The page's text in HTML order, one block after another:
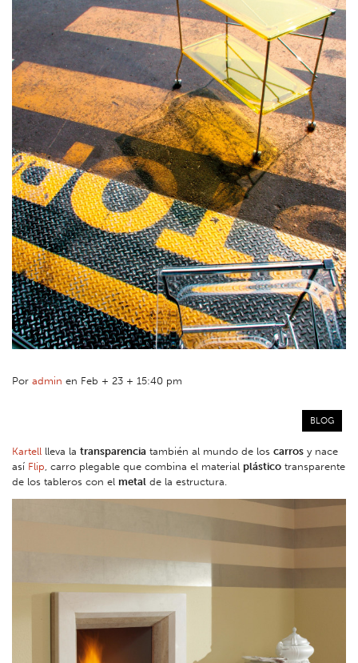
Por admin en Feb + 23 + 15:40 pm
BLOG
Kartell lleva la transparencia también al mundo de los carros y nace
así Flip, carro plegable que combina el material plástico transparente
de los tableros con el metal de la estructura.